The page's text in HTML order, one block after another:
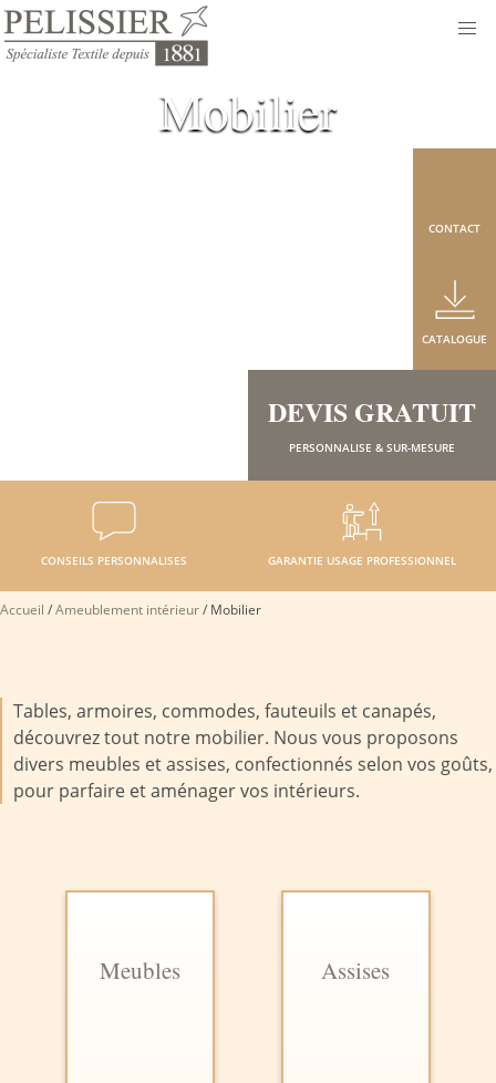
Mobilier
CONSEILS PERSONNALISES GARANTIE USAGE PROFESSIONNEL
DEVIS GRATUIT
PERSONNALISE & SUR-MESURE
CATALOGUE
CONTACT
Accueil /Ameublement intérieur/ Mobilier
Tables, armoires, commodes, fauteuils et canapés,
découvrez tout notre mobilier. Nous vous proposons
divers meubles et assises, confectionnés selon vos goûts,
pour parfaire et aménager vos intérieurs.
Meubles Assises